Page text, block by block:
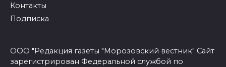
Контакты
Подписка
ООО "Редакция газеты "Морозовский вестник" Сайт
зарегистрирован Федеральной службой по